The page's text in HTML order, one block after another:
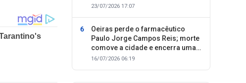
23/07/2026 17:07
Oeiras perde o farmacêutico
Paulo Jorge Campos Reis; morte
comove a cidade e encerra uma
trajetória dedicada ao cuidado
16/07/2026 06:19